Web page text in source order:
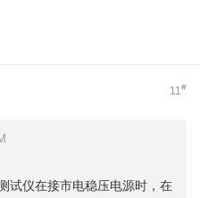
11 #
试仪在接市电稳压电源时，在